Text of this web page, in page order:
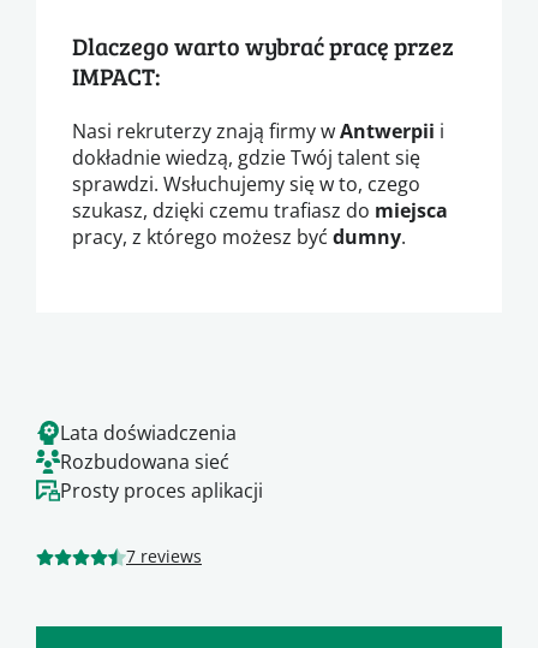
Dlaczego warto wybrać pracę przez
IMPACT:
Nasi rekruterzy znają firmy wAntwerpii i
dokładnie wiedzą, gdzie Twój talent się
sprawdzi. Wsłuchujemy się w to, czego
szukasz, dzięki czemu trafiasz do miejsca
pracy, z którego możesz być dumny.
Lata doświadczenia
Rozbudowana sieć
Prosty proces aplikacji
7 reviews